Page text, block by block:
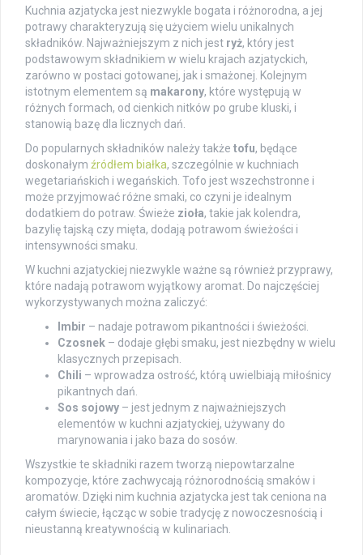
Kuchnia azjatycka jest niezwykle bogata i różnorodna, a jej
potrawy charakteryzują się użyciem wielu unikalnych
składników. Najważniejszym z nich jest ryż, który jest
podstawowym składnikiem w wielu krajach azjatyckich,
zarówno w postaci gotowanej, jak i smażonej. Kolejnym
istotnym elementem są makarony, które występują w
różnych formach, od cienkich nitków po grube kluski, i
stanowią bazę dla licznych dań.
Do popularnych składników należy także tofu, będące
doskonałym źródłem białka, szczególnie w kuchniach
wegetariańskich i wegańskich. Tofo jest wszechstronne i
może przyjmować różne smaki, co czyni je idealnym
dodatkiem do potraw. Świeże zioła, takie jak kolendra,
bazylię tajską czy mięta, dodają potrawom świeżości i
intensywności smaku.
W kuchni azjatyckiej niezwykle ważne są również przyprawy,
które nadają potrawom wyjątkowy aromat. Do najczęściej
wykorzystywanych można zaliczyć:
Imbir – nadaje potrawom pikantności i świeżości.
Czosnek – dodaje głębi smaku, jest niezbędny w wielu
klasycznych przepisach.
Chili – wprowadza ostrość, którą uwielbiają miłośnicy
pikantnych dań.
Sos sojowy – jest jednym z najważniejszych
elementów w kuchni azjatyckiej, używany do
marynowania i jako baza do sosów.
Wszystkie te składniki razem tworzą niepowtarzalne
kompozycje, które zachwycają różnorodnością smaków i
aromatów. Dzięki nim kuchnia azjatycka jest tak ceniona na
całym świecie, łącząc w sobie tradycję z nowoczesnością i
nieustanną kreatywnością w kulinariach.